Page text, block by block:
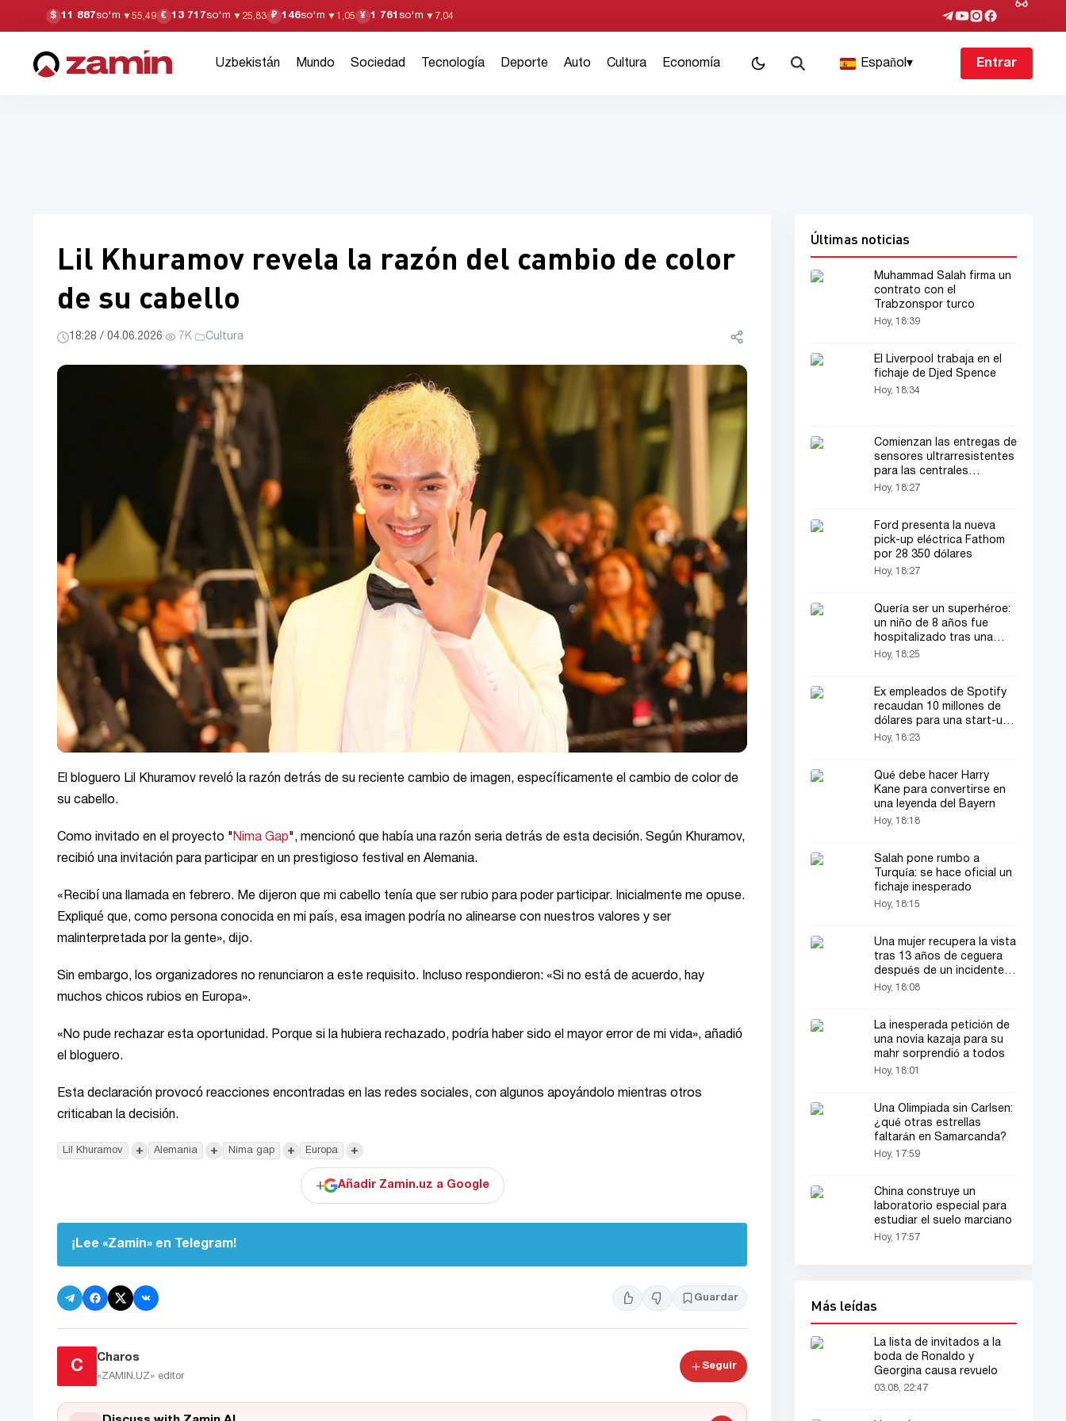
$ 11 887so'm ▼55,49 € 13 717so'm ▼ 25,83 ₽ 146so'm ▼1,05 ¥ 1 761 so'm ▼ 7,04
Uzbekistán Mundo Sociedad Tecnología Deporte Auto Cultura Economía Español▾ Entrar
Lil Khuramov revela la razón del cambio de color
de su cabello
18:28 / 04.06.2026· 7K· Cultura
El bloguero Lil Khuramov reveló la razón detrás de su reciente cambio de imagen, específicamente el cambio de color de
su cabello.
Como invitado en el proyecto " Nima Gap", mencionó que había una razón seria detrás de esta decisión. Según Khuramov,
recibió una invitación para participar en un prestigioso festival en Alemania.
«Recibí una llamada en febrero. Me dijeron que mi cabello tenía que ser rubio para poder participar. Inicialmente me opuse.
Expliqué que, como persona conocida en mi país, esa imagen podría no alinearse con nuestros valores y ser
malinterpretada por la gente», dijo.
Sin embargo, los organizadores no renunciaron a este requisito. Incluso respondieron: «Si no está de acuerdo, hay
muchos chicos rubios en Europa».
«No pude rechazar esta oportunidad. Porque si la hubiera rechazado, podría haber sido el mayor error de mi vida», añadió
el bloguero.
Esta declaración provocó reacciones encontradas en las redes sociales, con algunos apoyándolo mientras otros
criticaban la decisión.
Lil Khuramov + Alemania + Nima gap + Europa +
+ Añadir Zamin.uz a Google
¡Lee «Zamin» en Telegram!
Guardar
C
Charos
«ZAMIN.UZ» editor
Seguir
Últimas noticias
Muhammad Salah firma un
contrato con el
Trabzonspor turco
Hoy, 18:39
El Liverpool trabaja en el
fichaje de Djed Spence
Hoy, 18:34
Comienzan las entregas de
sensores ultrarresistentes
para las centrales
nucleares rusas
Hoy, 18:27
Ford presenta la nueva
pick-up eléctrica Fathom
por 28 350 dólares
Hoy, 18:27
Quería ser un superhéroe:
un niño de 8 años fue
hospitalizado tras una
picadura de araña
Hoy, 18:25
Ex empleados de Spotify
recaudan 10 millones de
dólares para una start-up
de IA enfocada en el
Hoy, 18:23
Qué debe hacer Harry
Kane para convertirse en
una leyenda del Bayern
Hoy, 18:18
Salah pone rumbo a
Turquía: se hace oficial un
fichaje inesperado
Hoy, 18:15
Una mujer recupera la vista
tras 13 años de ceguera
después de un incidente
inesperado
Hoy, 18:08
La inesperada petición de
una novia kazaja para su
mahr sorprendió a todos
Hoy, 18:01
Una Olimpiada sin Carlsen:
¿qué otras estrellas
faltarán en Samarcanda?
Hoy, 17:59
China construye un
laboratorio especial para
estudiar el suelo marciano
Hoy, 17:57
Más leídas
La lista de invitados a la
boda de Ronaldo y
Georgina causa revuelo
03.08, 22:47